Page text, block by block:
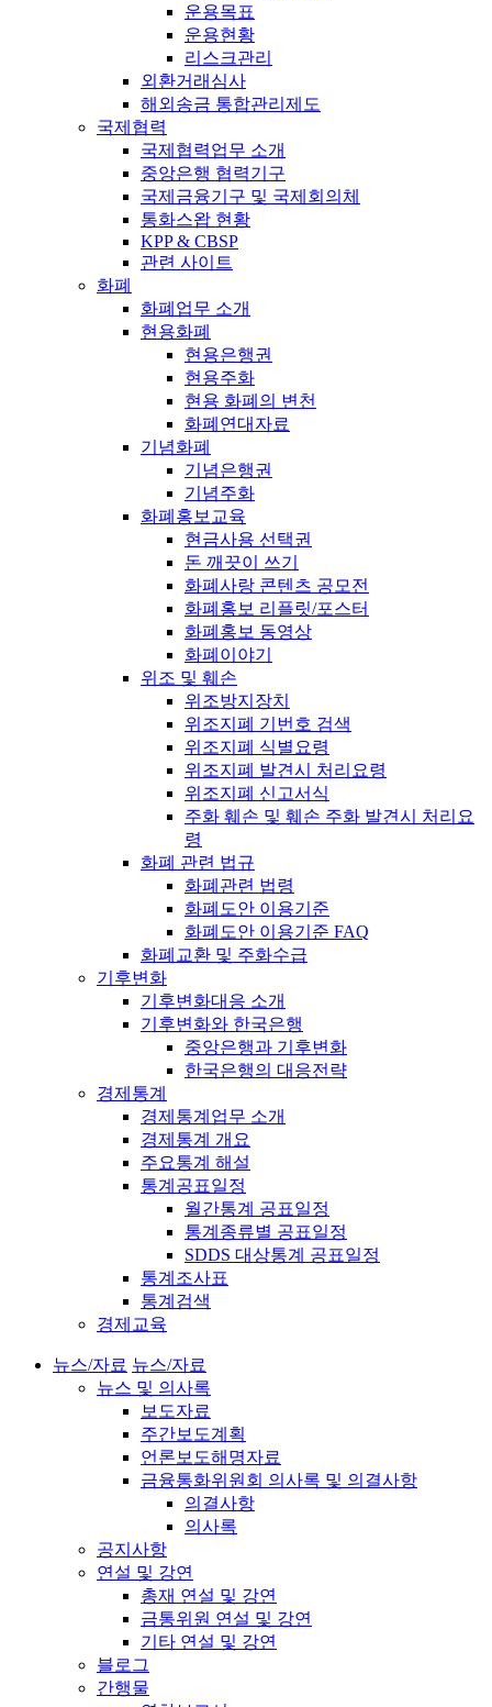
운용목표
운용현황
리스크관리
외환거래심사
해외송금 통합관리제도
국제협력
국제협력업무 소개
중앙은행 협력기구
국제금융기구 및 국제회의체
통화스왑 현황
KPP & CBSP
관련 사이트
화폐
화폐업무 소개
현용화폐
현용은행권
현용주화
현용 화폐의 변천
화폐연대자료
기념화폐
기념은행권
기념주화
화폐홍보교육
현금사용 선택권
돈 깨끗이 쓰기
화폐사랑 콘텐츠 공모전
화폐홍보 리플릿/포스터
화폐홍보 동영상
화폐이야기
위조 및 훼손
위조방지장치
위조지폐 기번호 검색
위조지폐 식별요령
위조지폐 발견시 처리요령
위조지폐 신고서식
주화 훼손 및 훼손 주화 발견시 처리요
령
화폐 관련 법규
화폐관련 법령
화폐도안 이용기준
화폐도안 이용기준 FAQ
화폐교환 및 주화수급
기후변화
기후변화대응 소개
기후변화와 한국은행
중앙은행과 기후변화
한국은행의 대응전략
경제통계
경제통계업무 소개
경제통계 개요
주요통계 해설
통계공표일정
월간통계 공표일정
통계종류별 공표일정
SDDS 대상통계 공표일정
통계조사표
통계검색
경제교육
뉴스/자료 뉴스/자료
뉴스 및 의사록
보도자료
주간보도계획
언론보도해명자료
금융통화위원회 의사록 및 의결사항
의결사항
의사록
공지사항
연설 및 강연
총재 연설 및 강연
금통위원 연설 및 강연
기타 연설 및 강연
블로그
간행물